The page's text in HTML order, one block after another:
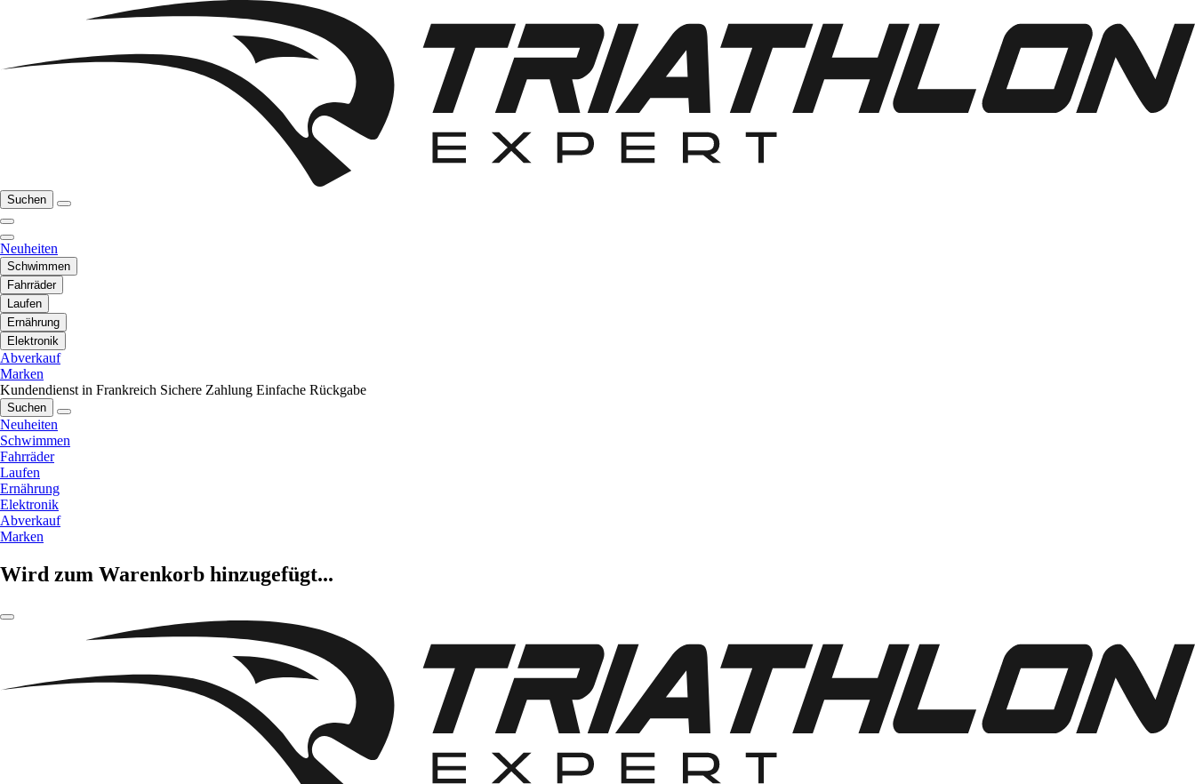
Suchen
Neuheiten
Schwimmen
Fahrräder
Laufen
Ernährung
Elektronik
Abverkauf
Marken
Kundendienst in Frankreich Sichere Zahlung Einfache Rückgabe
Suchen
Neuheiten
Schwimmen
Fahrräder
Laufen
Ernährung
Elektronik
Abverkauf
Marken
Wird zum Warenkorb hinzugefügt...